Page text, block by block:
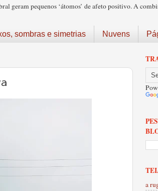
geram pequenos ‘átomos’ de afeto positivo. A
sombras e simetrias Nuvens
a